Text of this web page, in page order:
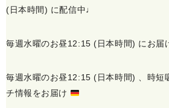
(日本時間) に配信中♩
毎週水曜のお昼12:15 (日本時間) にお届
毎週水曜のお昼12:15 (日本時間) 、 時短
チ情報をお届け